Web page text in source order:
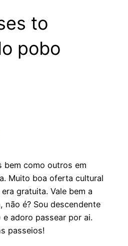
to
pobo
bem como outros em
Muito boa oferta cultural
gratuita. Vale bem a
não é? Sou descendente
e adoro passear por ai.
passeios!